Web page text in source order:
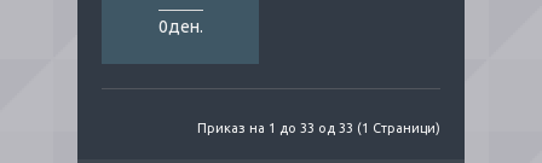
0ден.
Приказ на 1 до 33 од 33 (1 Страници)